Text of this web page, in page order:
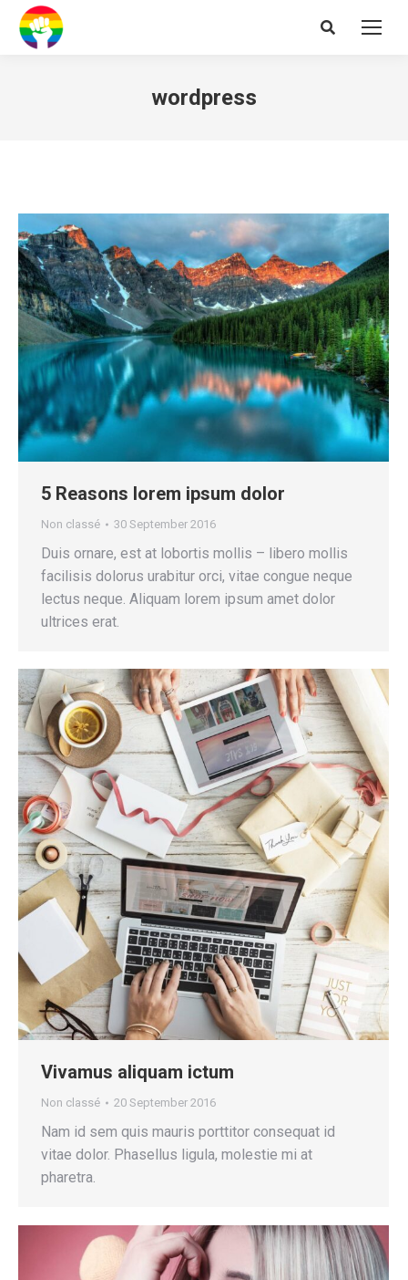
Search:
wordpress
5 Reasons lorem ipsum dolor
Non classé 30 September 2016
Duis ornare, est at lobortis mollis – libero mollis
facilisis dolorus urabitur orci, vitae congue neque
lectus neque. Aliquam lorem ipsum amet dolor
ultrices erat.
Vivamus aliquam ictum
Non classé 20 September 2016
Nam id sem quis mauris porttitor consequat id
vitae dolor. Phasellus ligula, molestie mi at
pharetra.